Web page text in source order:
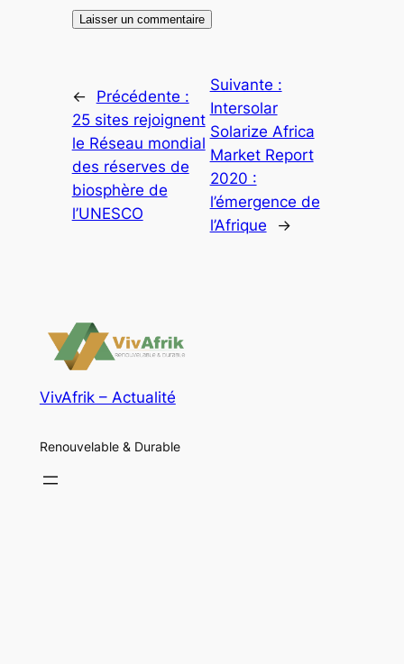
←
Précédente :
25 sites rejoignent
le Réseau mondial
des réserves de
biosphère de
l’UNESCO
Suivante :
Intersolar
Solarize Africa
Market Report
2020 :
l’émergence de
l’Afrique
→
VivAfrik – Actualité
Renouvelable & Durable